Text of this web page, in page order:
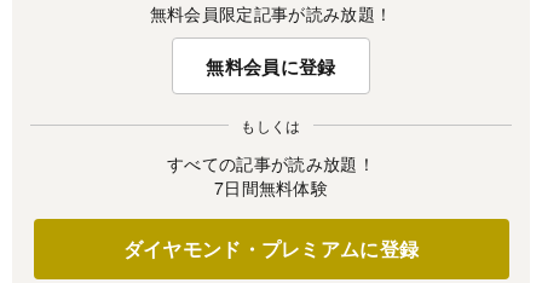
無料会員限定記事が読み放題！
無料会員に登録
もしくは
すべての記事が読み放題！
7日間無料体験
ダイヤモンド・プレミアムに登録